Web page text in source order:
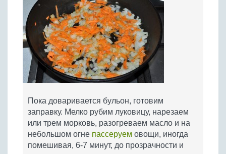
Пока доваривается бульон, готовим
заправку. Мелко рубим луковицу, нарезаем
или трем морковь, разогреваем масло и на
небольшом огне пассеруем овощи, иногда
помешивая, 6-7 минут, до прозрачности и